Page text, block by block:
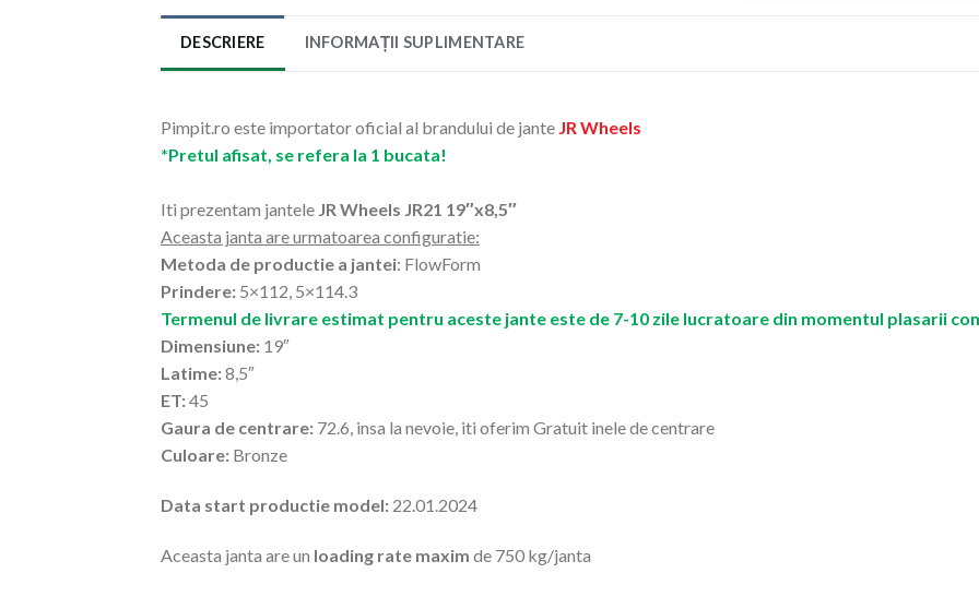
DESCRIERE INFORMAȚII SUPLIMENTARE
Pimpit.ro este importator oficial al brandului de jante JR Wheels
*Pretul afisat, se refera la 1 bucata!
Iti prezentam jantele JR Wheels JR21 19″x8,5″
Aceasta janta are urmatoarea configuratie:
Metoda de productie a jantei: FlowForm
Prindere: 5×112, 5×114.3
Termenul de livrare estimat pentru aceste jante este de 7-10 zile lucratoare din momentul plasarii
Dimensiune: 19″
Latime:8,5″
ET:45
Gaura de centrare: 72.6, insa la nevoie, iti oferim Gratuit inele de centrare
Culoare: Bronze
Data start productie model: 22.01.2024
Aceasta janta are un loading rate maxim de 750 kg/janta